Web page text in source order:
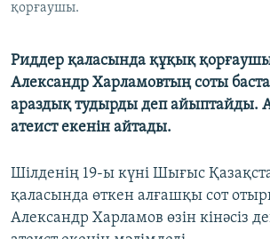
қорғаушы.
Риддер қаласында құқық
Александр Харламовтың соты
араздық тудырды деп айыптайды.
атеист екенін айтады.
Шілденің 19-ы күні Шығыс
қаласында өткен алғашқы сот
Александр Харламов өзін кінәсіз